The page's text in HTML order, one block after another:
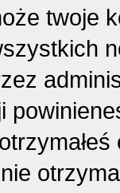
twoje